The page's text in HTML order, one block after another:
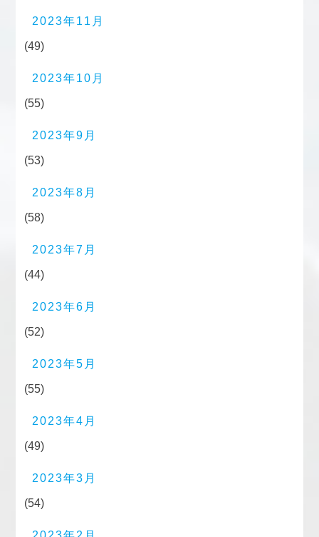
2023年11月
(49)
2023年10月
(55)
2023年9月
(53)
2023年8月
(58)
2023年7月
(44)
2023年6月
(52)
2023年5月
(55)
2023年4月
(49)
2023年3月
(54)